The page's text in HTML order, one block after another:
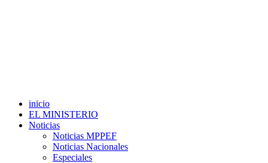
inicio
EL MINISTERIO
Noticias
Noticias MPPEF
Noticias Nacionales
Especiales